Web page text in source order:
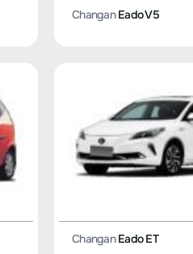
ChanganEado V5
ChanganEado ET